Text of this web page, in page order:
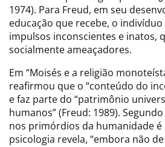
1974). Para Freud, em seu
educação que recebe, o
impulsos inconscientes e inatos,
socialmente ameaçadores.
Em “Moisés e a religião
reafirmou que o “conteúdo do
e faz parte do “patrimônio
humanos” (Freud: 1989).
nos primórdios da humanidade é
psicologia revela, “embora não